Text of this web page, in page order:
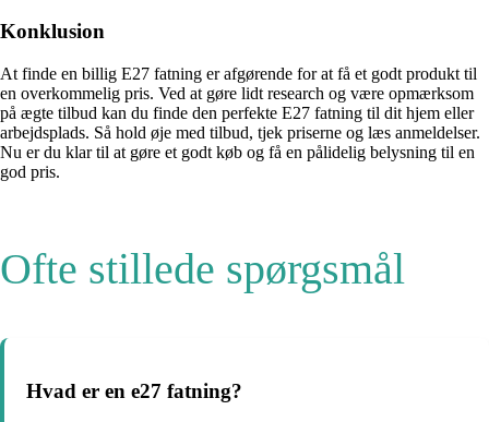
Konklusion
At finde en billig E27 fatning er afgørende for at få et godt produkt til
en overkommelig pris. Ved at gøre lidt research og være opmærksom
på ægte tilbud kan du finde den perfekte E27 fatning til dit hjem eller
arbejdsplads. Så hold øje med tilbud, tjek priserne og læs anmeldelser.
Nu er du klar til at gøre et godt køb og få en pålidelig belysning til en
god pris.
Ofte stillede spørgsmål
Hvad er en e27 fatning?